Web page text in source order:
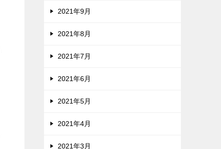
2021年9月
2021年8月
2021年7月
2021年6月
2021年5月
2021年4月
2021年3月